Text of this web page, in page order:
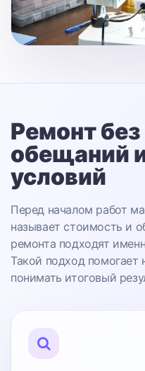
Ремонт
обещаний
условий
Перед началом работ
называет стоимость и
ремонта подходят
Такой подход помогает
понимать итоговый